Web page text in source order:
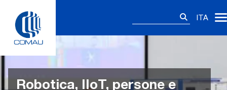
content
ITA
Robotica, IIoT, persone e